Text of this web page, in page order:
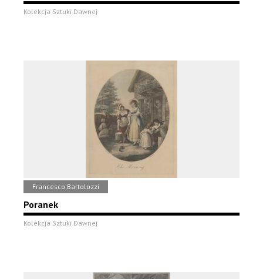
Kolekcja Sztuki Dawnej
Francesco Bartolozzi
Poranek
Kolekcja Sztuki Dawnej